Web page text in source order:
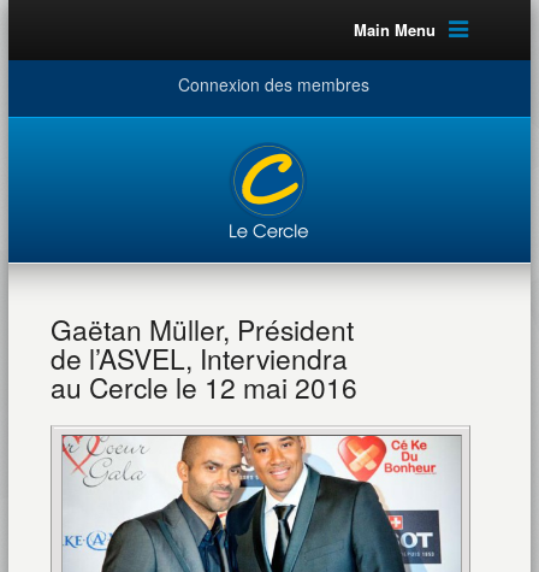
Main Menu
Connexion des membres
Gaëtan Müller, Président
de l’ASVEL, Interviendra
au Cercle le 12 mai 2016